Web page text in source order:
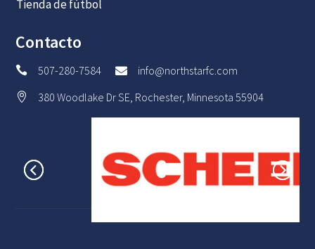
Tienda de fútbol
Contacto
 507-280-7584  info@northstarfc.com
 380 Woodlake Dr SE, Rochester, Minnesota 55904